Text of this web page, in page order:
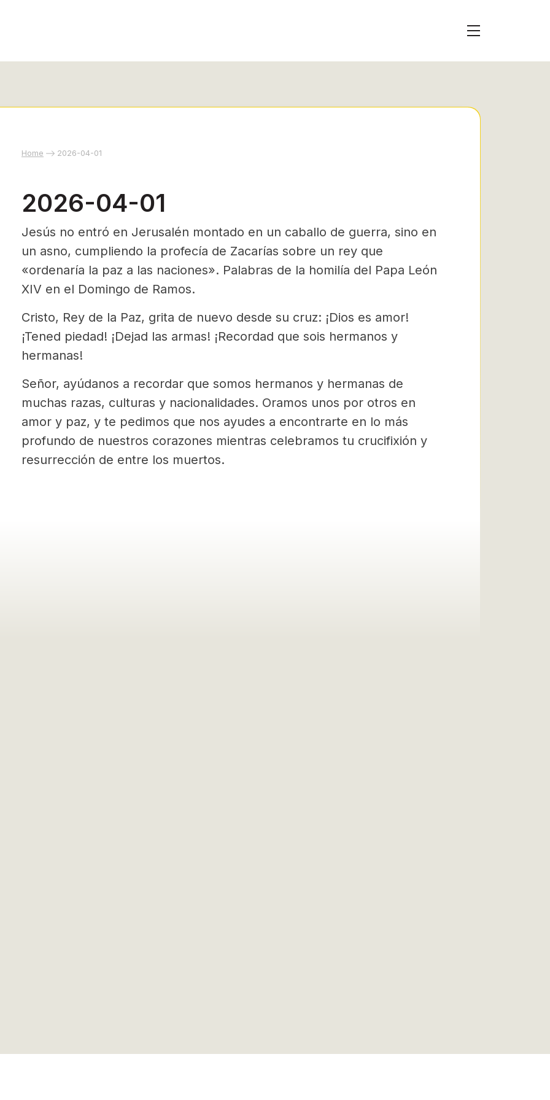
Home 2026-04-01
2026-04-01
Jesús no entró en Jerusalén montado en un caballo de guerra, sino en
un asno, cumpliendo la profecía de Zacarías sobre un rey que
«ordenaría la paz a las naciones». Palabras de la homilía del Papa León
XIV en el Domingo de Ramos.
Cristo, Rey de la Paz, grita de nuevo desde su cruz: ¡Dios es amor!
¡Tened piedad! ¡Dejad las armas! ¡Recordad que sois hermanos y
hermanas!
Señor, ayúdanos a recordar que somos hermanos y hermanas de
muchas razas, culturas y nacionalidades. Oramos unos por otros en
amor y paz, y te pedimos que nos ayudes a encontrarte en lo más
profundo de nuestros corazones mientras celebramos tu crucifixión y
resurrección de entre los muertos.